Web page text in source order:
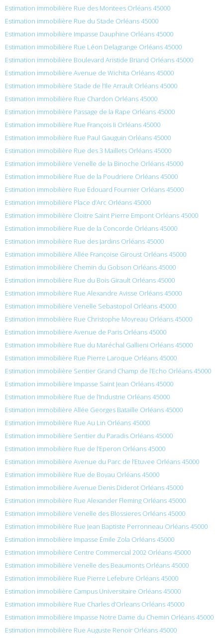
Estimation immobilière Rue des Montees Orléans 45000
Estimation immobilière Rue du Stade Orléans 45000
Estimation immobilière Impasse Dauphine Orléans 45000
Estimation immobilière Rue Léon Delagrange Orléans 45000
Estimation immobilière Boulevard Aristide Briand Orléans 45000
Estimation immobilière Avenue de Wichita Orléans 45000
Estimation immobilière Stade de l’Ile Arrault Orléans 45000
Estimation immobilière Rue Chardon Orléans 45000
Estimation immobilière Passage de la Rape Orléans 45000
Estimation immobilière Rue François Ii Orléans 45000
Estimation immobilière Rue Paul Gauguin Orléans 45000
Estimation immobilière Rue des 3 Maillets Orléans 45000
Estimation immobilière Venelle de la Binoche Orléans 45000
Estimation immobilière Rue de la Poudriere Orléans 45000
Estimation immobilière Rue Édouard Fournier Orléans 45000
Estimation immobilière Place d’Arc Orléans 45000
Estimation immobilière Cloitre Saint Pierre Empont Orléans 45000
Estimation immobilière Rue de la Concorde Orléans 45000
Estimation immobilière Rue des Jardins Orléans 45000
Estimation immobilière Allée Françoise Giroust Orléans 45000
Estimation immobilière Chemin du Gobson Orléans 45000
Estimation immobilière Rue du Bois Girault Orléans 45000
Estimation immobilière Rue Alexandre Avisse Orléans 45000
Estimation immobilière Venelle Sebastopol Orléans 45000
Estimation immobilière Rue Christophe Moyreau Orléans 45000
Estimation immobilière Avenue de Paris Orléans 45000
Estimation immobilière Rue du Maréchal Gallieni Orléans 45000
Estimation immobilière Rue Pierre Laroque Orléans 45000
Estimation immobilière Sentier Grand Champ de l’Echo Orléans 45000
Estimation immobilière Impasse Saint Jean Orléans 45000
Estimation immobilière Rue de l’Industrie Orléans 45000
Estimation immobilière Allée Georges Bataille Orléans 45000
Estimation immobilière Rue Au Lin Orléans 45000
Estimation immobilière Sentier du Paradis Orléans 45000
Estimation immobilière Rue de l’Eperon Orléans 45000
Estimation immobilière Avenue du Parc de l’Etuvee Orléans 45000
Estimation immobilière Rue de Boyau Orléans 45000
Estimation immobilière Avenue Denis Diderot Orléans 45000
Estimation immobilière Rue Alexander Fleming Orléans 45000
Estimation immobilière Venelle des Blossieres Orléans 45000
Estimation immobilière Rue Jean Baptiste Perronneau Orléans 45000
Estimation immobilière Impasse Émile Zola Orléans 45000
Estimation immobilière Centre Commercial 2002 Orléans 45000
Estimation immobilière Venelle des Beaumonts Orléans 45000
Estimation immobilière Rue Pierre Lefebvre Orléans 45000
Estimation immobilière Campus Universitaire Orléans 45000
Estimation immobilière Rue Charles d’Orleans Orléans 45000
Estimation immobilière Impasse Notre Dame du Chemin Orléans 45000
Estimation immobilière Rue Auguste Renoir Orléans 45000